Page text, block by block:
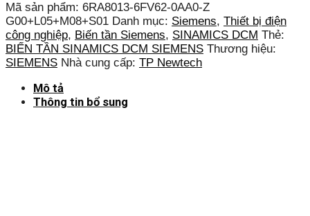
Mã sản phẩm: 6RA8013-6FV62-0AA0-Z
G00+L05+M08+S01 Danh mục: Siemens, Thiết bị điện
công nghiệp, Biến tần Siemens, SINAMICS DCM Thẻ:
BIẾN TẦN SINAMICS DCM SIEMENS Thương hiệu:
SIEMENS Nhà cung cấp: TP Newtech
Mô tả
Thông tin bổ sung